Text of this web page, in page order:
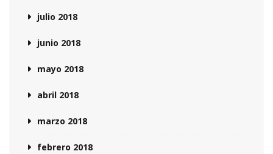
julio 2018
junio 2018
mayo 2018
abril 2018
marzo 2018
febrero 2018